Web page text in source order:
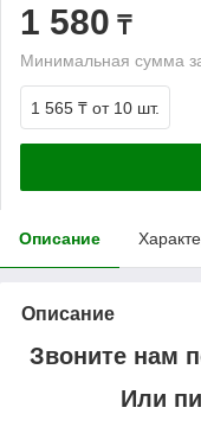
1 580 ₸
Минимальная сумма
1 565 ₸ от 10 шт.
Описание
Описание
Звоните нам
Или